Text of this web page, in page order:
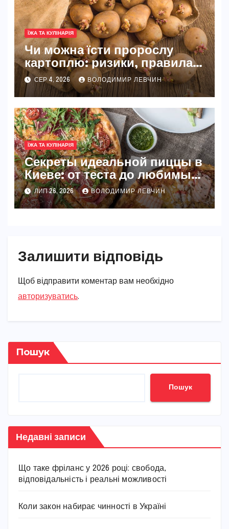
ЇЖА ТА КУЛІНАРІЯ
Чи можна їсти пророслу
картоплю: ризики, правила
та безпечні способи
СЕР 4, 2026 ВОЛОДИМИР ЛЕВЧИН
ЇЖА ТА КУЛІНАРІЯ
Секреты идеальной пиццы в
Киеве: от теста до любимых
начинок
ЛИП 26, 2026 ВОЛОДИМИР ЛЕВЧИН
Залишити відповідь
Щоб відправити коментар вам необхідно
авторизуватись.
Пошук
Пошук
Недавні записи
Що таке фріланс у 2026 році: свобода,
відповідальність і реальні можливості
Коли закон набирає чинності в Україні